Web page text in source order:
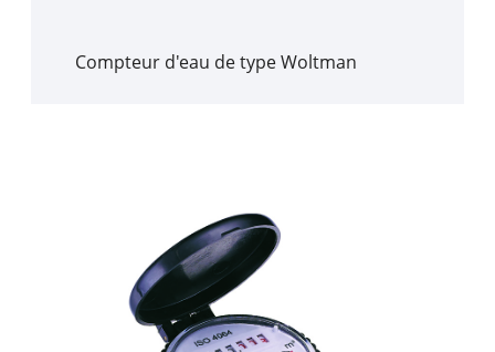
Compteur d'eau de type Woltman